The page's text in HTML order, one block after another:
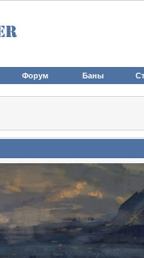
Форум Баны